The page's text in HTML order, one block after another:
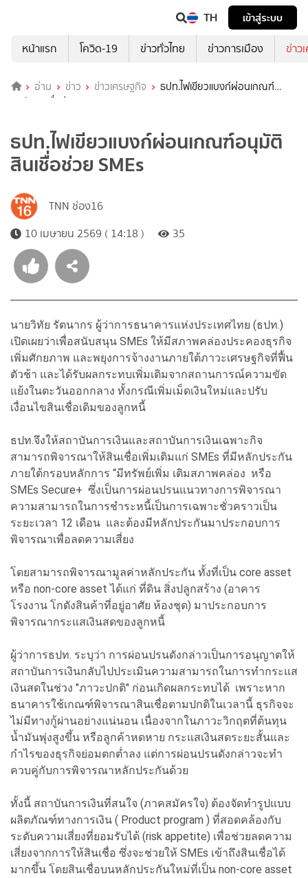
TH
เข้าสู่ระบบ
หน้าแรก
โควิด-19 ข่าวทั่วไทย ข่าวการเมือง ข่าว
อ่าน ข่าว ข่าวเศรษฐกิจ
ธปท.ไฟเขียวแบงก์ผ่อนเกณฑ์
อนุมัติสินเชื่อช่วย SMEs
ธปท.ไฟเขียวแบงก์ผ่อนเกณฑ์อนุมัติ
สินเชื่อช่วย SMEs
TNN ช่อง16
10 เมษายน 2569 ( 14:18 )
35
นายวิทัย รัตนากร ผู้ว่าการธนาคารแห่งประเทศไทย (ธปท.)
เปิดเผยว่าเพื่อสนับสนุน SMEs ให้มีสภาพคล่องประคองธุรกิจ
เพิ่มศักยภาพ และพยุงการจ้างงานภายใต้ภาวะเศรษฐกิจที่ฟื้น
ตัวช้า และได้รับผลกระทบเพิ่มเติมจากสถานการณ์ความขัด
แย้งในตะวันออกกลาง ทั้งกรณีเพิ่มเม็ดเงินใหม่และปรับ
เงื่อนไขสินเชื่อเดิมของลูกหนี้
ธปท.จึงให้สถาบันการเงินและสถาบันการเงินเฉพาะกิจ
สามารถพิจารณาให้สินเชื่อเพิ่มเติมแก่ SMEs ที่มีหลักประกัน
ภายใต้กรอบหลักการ “มีทรัพย์เพิ่ม เติมสภาพคล่อง หรือ
SMEs Secure+ ซึ่งเป็นการผ่อนปรนแนวทางการพิจารณา
ความสามารถในการชำระหนี้เป็นการเฉพาะชั่วคราวเป็น
ระยะเวลา 12 เดือน และต้องมีหลักประกันมาประกอบการ
พิจารณาเพื่อลดความเสี่ยง
โดยสามารถพิจารณามูลค่าหลักประกัน ทั้งที่เป็น core asset
หรือ non-core asset ได้แก่ ที่ดิน สิ่งปลูกสร้าง (อาคาร
โรงงาน โกดังสินค้าที่อยู่อาศัย ห้องชุด) มาประกอบการ
พิจารณากระแสเงินสดของลูกหนี้
ผู้ว่าการธปท. ระบุว่า การผ่อนปรนดังกล่าวเป็นการอนุญาตให้
สถาบันการเงินกลับไปประเมินความสามารถในการทำกระแส
เงินสดในช่วง "ภาวะปกติ" ก่อนเกิดผลกระทบได้ เพราะหาก
ธนาคารใช้เกณฑ์พิจารณาสินเชื่อตามปกติในเวลานี้ ธุรกิจจะ
ไม่มีทางกู้ผ่านอย่างแน่นอน เนื่องจากในภาวะวิกฤตที่ต้นทุน
น้ำมันพุ่งสูงขึ้น หรือลูกค้าหดหาย กระแสเงินสดระยะสั้นและ
กำไรของธุรกิจย่อมตกต่ำลง แต่การผ่อนปรนดังกล่าวจะทำ
ควบคู่กับการพิจารณาหลักประกันด้วย
ทั้งนี้ สถาบันการเงินที่สนใจ (ภาคสมัครใจ) ต้องจัดทำรูปแบบ
ผลิตภัณฑ์ทางการเงิน ( Product program ) ที่สอดคล้องกับ
ระดับความเสี่ยงที่ยอมรับได้ (risk appetite) เพื่อช่วยลดความ
เสี่ยงจากการให้สินเชื่อ ซึ่งจะช่วยให้ SMEs เข้าถึงสินเชื่อได้
มากขึ้น โดยสินเชื่อบนหลักประกันใหม่ที่เป็น non-core asset